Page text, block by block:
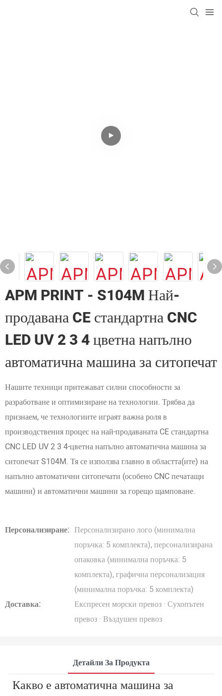
APM PRINT - S104M Най-
продавана CE стандартна CNC
LED UV 2 3 4 цветна напълно
автоматична машина за ситопечат
Нашите техници притежават силни способности за
разработване и оптимизиране на технологии. Трябва да
признаем, че технологиите играят важна роля в
производствения процес на най-продаваната CE стандартна
CNC LED UV 2 3 4-цветна напълно автоматична машина за
ситопечат S104M. Тя се използва главно в областта(ите) на
напълно автоматични ситопечати (особено CNC печатащи
машини) и автоматични машини за горещо щамповане.
Персонализиране: Персонализирано лого (минимална
поръчка: 5 комплекта), персонализирана
опаковка (минимална поръчка: 5
комплекта), графична персонализация
(минимална поръчка: 5 комплекта)
Доставка:
Експресен морски превоз · Сухопътен
превоз · Въздушен превоз
Детайли За Продукта
Какво е автоматична машина за